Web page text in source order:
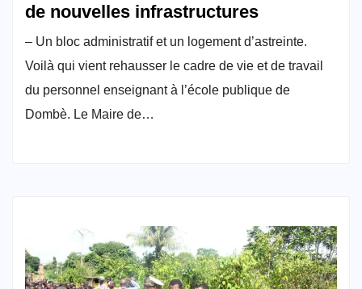
de nouvelles infrastructures
– Un bloc administratif et un logement d’astreinte.
Voilà qui vient rehausser le cadre de vie et de travail
du personnel enseignant à l’école publique de
Dombè. Le Maire de…